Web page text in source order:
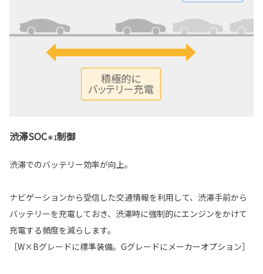
渋滞SOC＊1制御
渋滞でのバッテリー効率が向上。
ナビゲーションから受信した交通情報を利用して、渋滞手前から
バッテリーを充電しておき、渋滞時に強制的にエンジンをかけて
充電する頻度を減らします。
［W×Bグレードに標準装備。Gグレードにメーカーオプション］